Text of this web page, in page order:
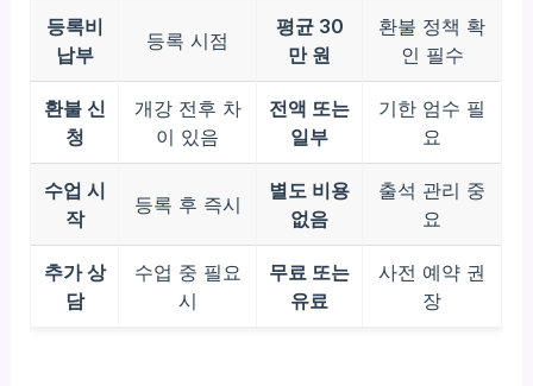
등록비
납부
등록 시점
평균 30
만 원
환불 정책 확
인 필수
환불 신
청
개강 전후 차
이 있음
전액 또는
일부
기한 엄수 필
요
수업 시
작
등록 후 즉시
별도 비용
없음
출석 관리 중
요
추가 상
담
수업 중 필요
시
무료 또는
유료
사전 예약 권
장